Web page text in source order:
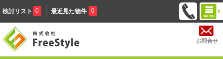
検討リスト 0 最近見た物件 0
お問合せ